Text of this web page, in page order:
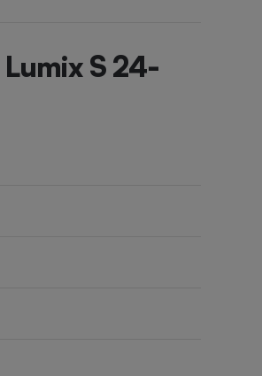
S 24-